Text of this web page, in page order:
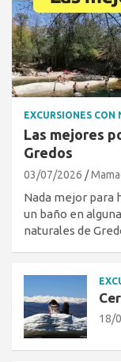
EXCURSIONES CON
Las mejores
Gredos
03/07/2026
Nada mejor para
un baño en
naturales de
18/